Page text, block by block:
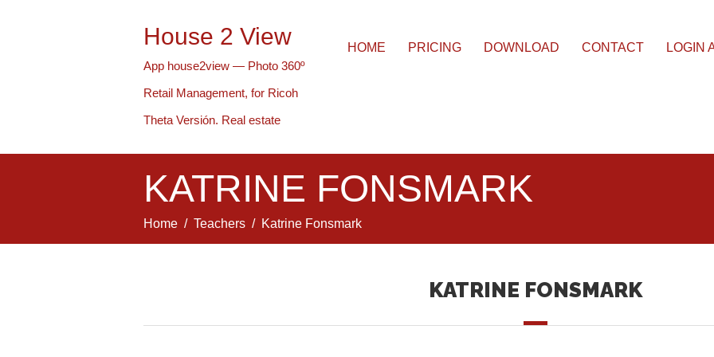
House 2 View
App house2view — Photo 360º
Retail Management, for Ricoh
Theta Versión. Real estate
HOME PRICING DOWNLOAD CONTACT LOGIN
KATRINE FONSMARK
Home Teachers Katrine Fonsmark
KATRINE FONSMARK